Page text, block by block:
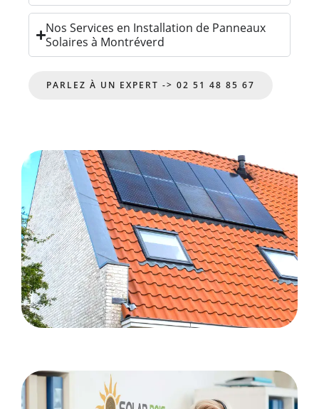
Nos Services en Installation de Panneaux
Solaires à Montréverd
PARLEZ À UN EXPERT -> 02 51 48 85 67